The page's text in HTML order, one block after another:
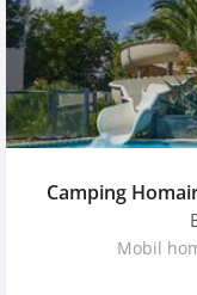
Camping
Mobil